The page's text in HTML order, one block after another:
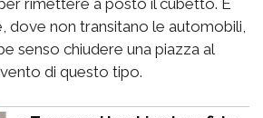
rimettere a posto il cubetto. È
dove non transitano le automobili,
senso chiudere una piazza al
di questo tipo.